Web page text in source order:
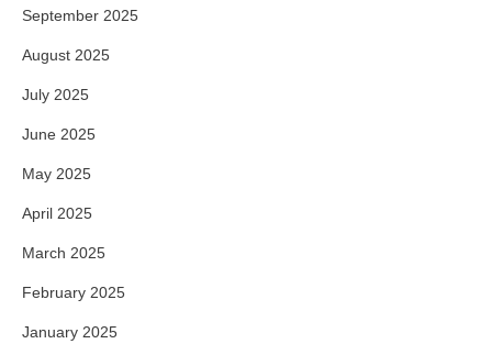
September 2025
August 2025
July 2025
June 2025
May 2025
April 2025
March 2025
February 2025
January 2025